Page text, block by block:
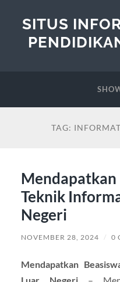
SITUS
TAG:
Mendapatkan
Teknik
Negeri
NOVEMBER 28, 2024 / 0
Mendapatkan
Luar Negeri–